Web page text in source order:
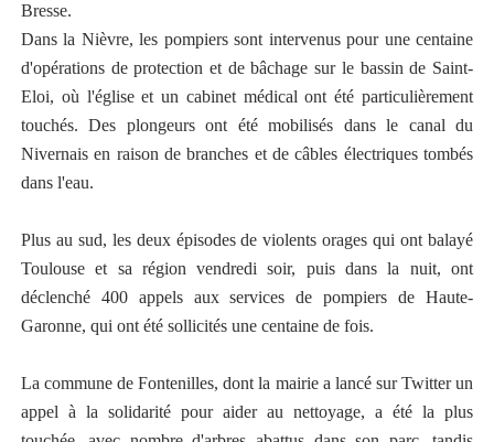
Bresse.
Dans la Nièvre, les pompiers sont intervenus pour une centaine
d'opérations de protection et de bâchage sur le bassin de Saint-
Eloi, où l'église et un cabinet médical ont été particulièrement
touchés. Des plongeurs ont été mobilisés dans le canal du
Nivernais en raison de branches et de câbles électriques tombés
dans l'eau.
Plus au sud, les deux épisodes de violents orages qui ont balayé
Toulouse et sa région vendredi soir, puis dans la nuit, ont
déclenché 400 appels aux services de pompiers de Haute-
Garonne, qui ont été sollicités une centaine de fois.
La commune de Fontenilles, dont la mairie a lancé sur Twitter un
appel à la solidarité pour aider au nettoyage, a été la plus